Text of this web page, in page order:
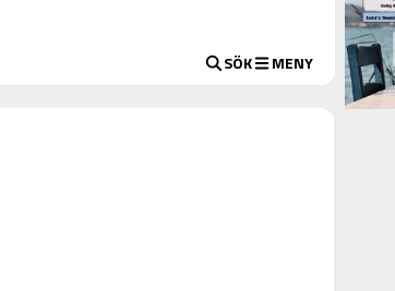
SÖK MENY